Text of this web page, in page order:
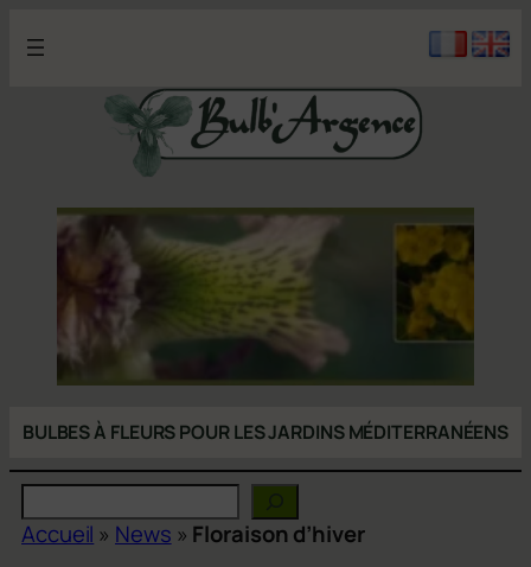
au
BULBES À FLEURS POUR LES JARDINS MÉDITERRANÉENS
Accueil » News » Floraison d’hiver